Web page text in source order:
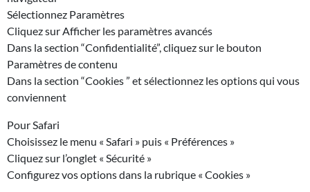
Sélectionnez Paramètres
Cliquez sur Afficher les paramètres avancés
Dans la section “Confidentialité”, cliquez sur le bouton
Paramètres de contenu
Dans la section “Cookies ” et sélectionnez les options qui vous
conviennent
Pour Safari
Choisissez le menu « Safari » puis « Préférences »
Cliquez sur l’onglet « Sécurité »
Configurez vos options dans la rubrique « Cookies »